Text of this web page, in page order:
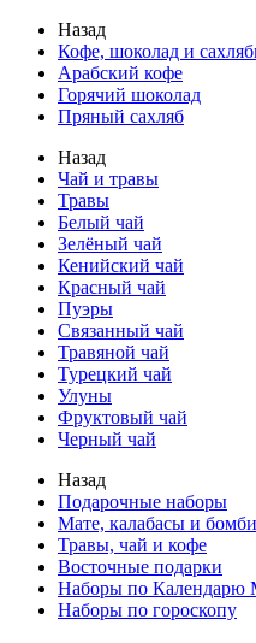
Назад
Кофе, шоколад и
Арабский кофе
Горячий шоколад
Пряный сахляб
Назад
Чай и травы
Травы
Белый чай
Зелёный чай
Кенийский чай
Красный чай
Пуэры
Связанный чай
Травяной чай
Турецкий чай
Улуны
Фруктовый чай
Черный чай
Назад
Подарочные наборы
Мате, калабасы и
Травы, чай и кофе
Восточные подарки
Наборы по Календарю
Наборы по гороскопу